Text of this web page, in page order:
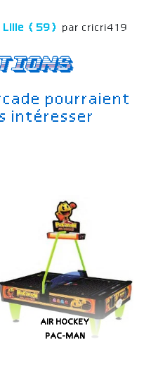
pourraient
intéresser
AIR HOCKEY
PAC-MAN
Lille (59) par cricri419